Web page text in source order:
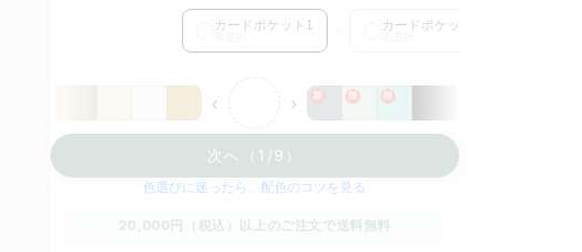
カードポケット1 を選択中カードポケット1 カードポケット2
限 限 限
‹ ›
次へ（1/9）
色選びに迷ったら、配色のコツを見る
20,000円（税込）以上のご注文で送料無料